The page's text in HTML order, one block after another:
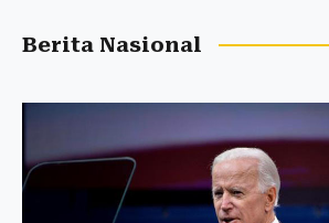
Berita Nasional